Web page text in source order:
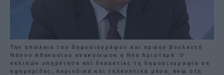
Την απώλεια του δημοσιογράφου και πρώην βουλευτή
Νάσου Αθανασίου ανακοίνωσε η Νέα Αριστερά. Ο
εκλιπών υπηρέτησε επί δεκαετίες τη δημοσιογραφία σε
εφημερίδες, περιοδικά και τηλεοπτικά μέσα, ενώ στη